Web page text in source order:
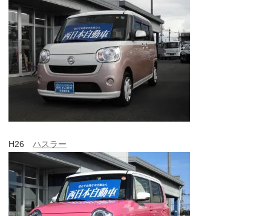
H26ハスラー